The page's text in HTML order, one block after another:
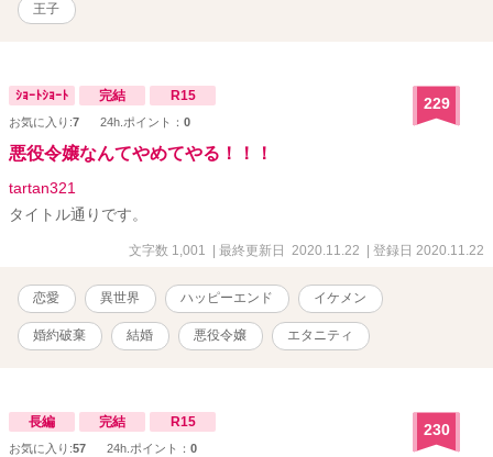
王子
ｼｮｰﾄｼｮｰﾄ 完結 R15
お気に入り:7 24h.ポイント： 0
229
悪役令嬢なんてやめてやる！！！
tartan321
タイトル通りです。
文字数 1,001 | 最終更新日 2020.11.22 | 登録日 2020.11.22
恋愛 異世界 ハッピーエンド イケメン
婚約破棄 結婚 悪役令嬢 エタニティ
長編 完結 R15
お気に入り:57 24h.ポイント： 0
230